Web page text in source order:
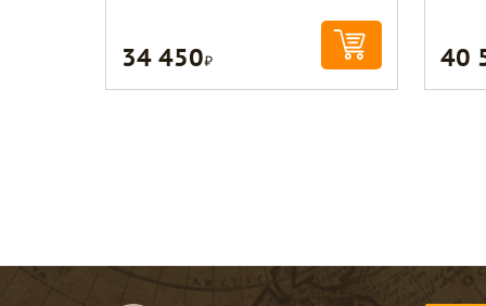
34 450Р 40